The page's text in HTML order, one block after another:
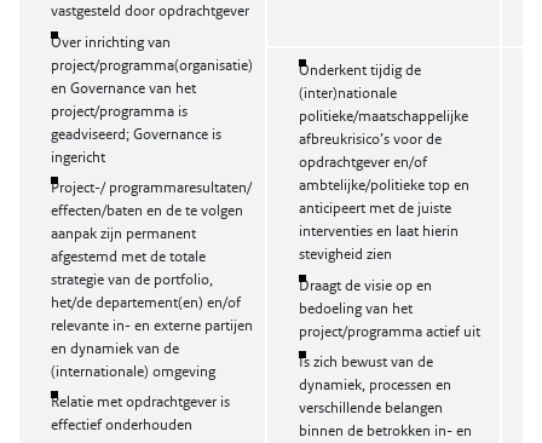
vastgesteld door opdrachtgever
Over inrichting van
project/programma(organisatie)
en Governance van het
project/programma is
geadviseerd; Governance is
ingericht
Project-/ programmaresultaten/
effecten/baten en de te volgen
aanpak zijn permanent
afgestemd met de totale
strategie van de portfolio,
het/de departement(en) en/of
relevante in- en externe partijen
en dynamiek van de
(internationale) omgeving
Relatie met opdrachtgever is
effectief onderhouden
Onderkent tijdig de
(inter)nationale
politieke/maatschappelijke
afbreukrisico’s voor de
opdrachtgever en/of
ambtelijke/politieke top en
anticipeert met de juiste
interventies en laat hierin
stevigheid zien
Draagt de visie op en
bedoeling van het
project/programma actief uit
Is zich bewust van de
dynamiek, processen en
verschillende belangen
binnen de betrokken in- en